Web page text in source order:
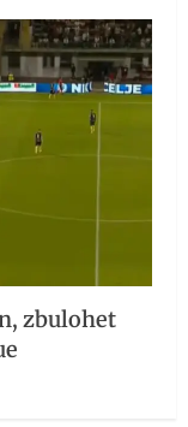
zbulohet